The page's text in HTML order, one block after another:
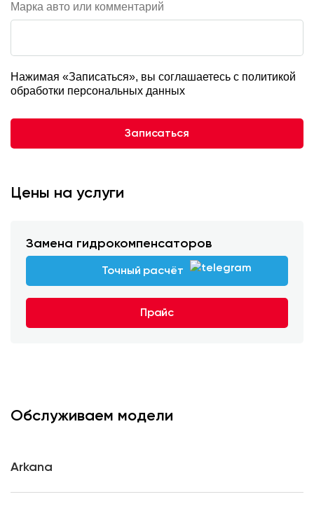
Марка авто или комментарий
Нажимая «Записаться», вы соглашаетесь с политикой
обработки персональных данных
Записаться
Цены на услуги
Замена гидрокомпенсаторов
Точный расчёт
Прайс
Обслуживаем модели
Arkana